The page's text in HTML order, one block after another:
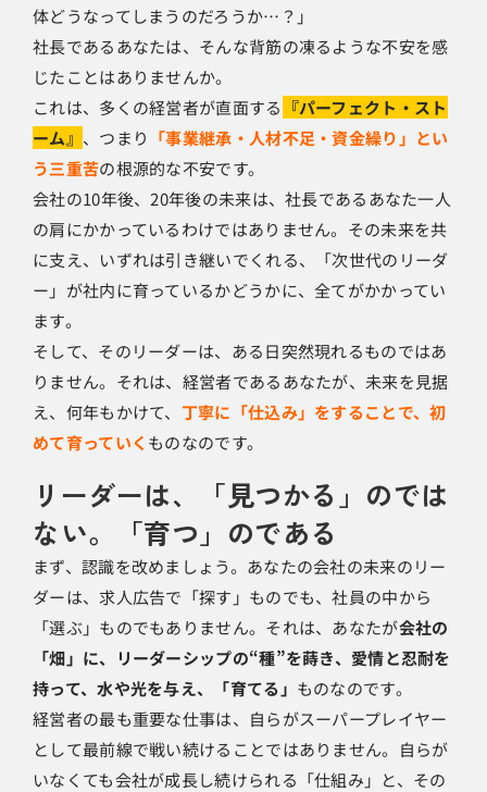
体どうなってしまうのだろうか…？」
社長であるあなたは、そんな背筋の凍るような不安を感
じたことはありませんか。
これは、多くの経営者が直面する 『パーフェクト・スト
ーム』 、つまり 「事業継承・人材不足・資金繰り」とい
う三重苦の根源的な不安です。
会社の10年後、20年後の未来は、社長であるあなた一人
の肩にかかっているわけではありません。その未来を共
に支え、いずれは引き継いでくれる、「次世代のリーダ
ー」が社内に育っているかどうかに、全てがかかってい
ます。
そして、そのリーダーは、ある日突然現れるものではあ
りません。それは、経営者であるあなたが、未来を見据
え、何年もかけて、 丁寧に「仕込み」をすることで、初
めて育っていく ものなのです。
リーダーは、「見つかる」のでは
ない。「育つ」のである
まず、認識を改めましょう。あなたの会社の未来のリー
ダーは、求人広告で「探す」ものでも、社員の中から
「選ぶ」ものでもありません。それは、あなたが会社の
「畑」に、リーダーシップの“種”を蒔き、愛情と忍耐を
持って、水や光を与え、「育てる」 ものなのです。
経営者の最も重要な仕事は、自らがスーパープレイヤー
として最前線で戦い続けることではありません。自らが
いなくても会社が成長し続けられる「仕組み」と、その